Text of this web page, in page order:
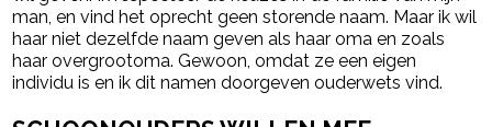
man, en vind het oprecht geen storende naam. Maar ik wil
haar niet dezelfde naam geven als haar oma en zoals
haar overgrootoma. Gewoon, omdat ze een eigen
individu is en ik dit namen doorgeven ouderwets vind.